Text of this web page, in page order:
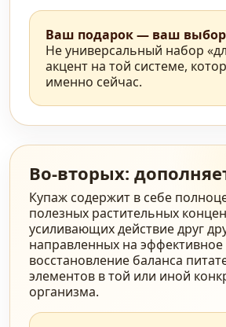
Ваш подарок — ваш
Не универсальный набор
акцент на той системе,
именно сейчас.
Во-вторых:
Купаж содержит в себе
полезных растительных
усиливающих действие друг
направленных на эффективное
восстановление баланса
элементов в той или иной
организма.